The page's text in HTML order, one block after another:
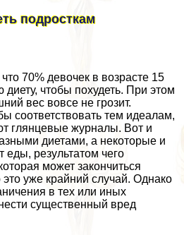
подросткам
70% девочек в возрасте 15
диету, чтобы похудеть. При этом
вес вовсе не грозит.
соответствовать тем идеалам,
глянцевые журналы. Вот и
диетами, а некоторые и
еды, результатом чего
может закончиться
уже крайний случай. Однако
в тех или иных
существенный вред